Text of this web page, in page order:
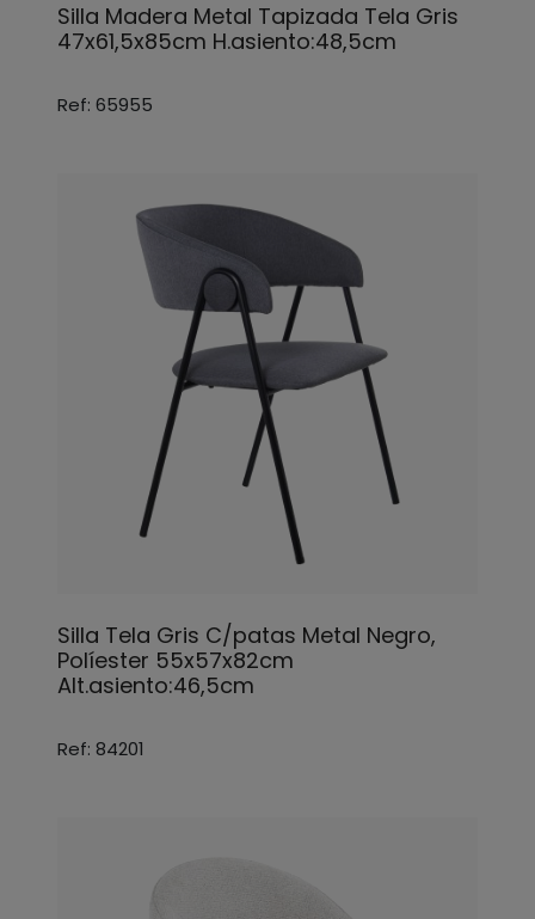
Silla Madera Metal Tapizada Tela Gris
47x61,5x85cm H.asiento:48,5cm
Ref: 65955
Silla Tela Gris C/patas Metal Negro,
Políester 55x57x82cm
Alt.asiento:46,5cm
Ref: 84201